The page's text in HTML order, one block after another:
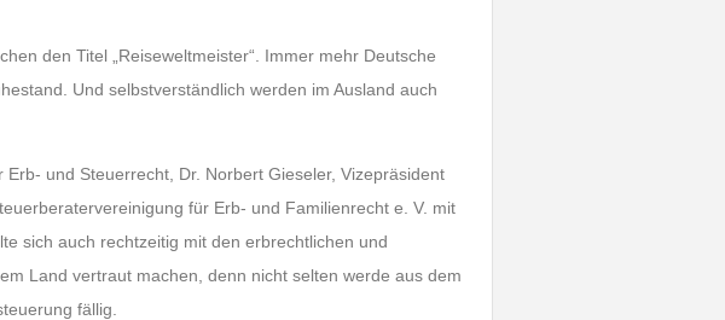
den Titel „Reiseweltmeister“. Immer mehr Deutsche
Und selbstverständlich werden im Ausland auch
und Steuerrecht, Dr. Norbert Gieseler, Vizepräsident
für Erb- und Familienrecht e. V. mit
sich auch rechtzeitig mit den erbrechtlichen und
Land vertraut machen, denn nicht selten werde aus dem
fällig.